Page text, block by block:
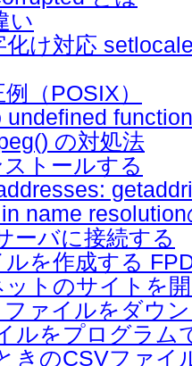
い
け対応
（POSIX）
undefined function
の対処法
トールする
name
ーバに接続する
を作成する
ットのサイトを
ァイルをダウ
ルをプログラム
きのCSVファイ